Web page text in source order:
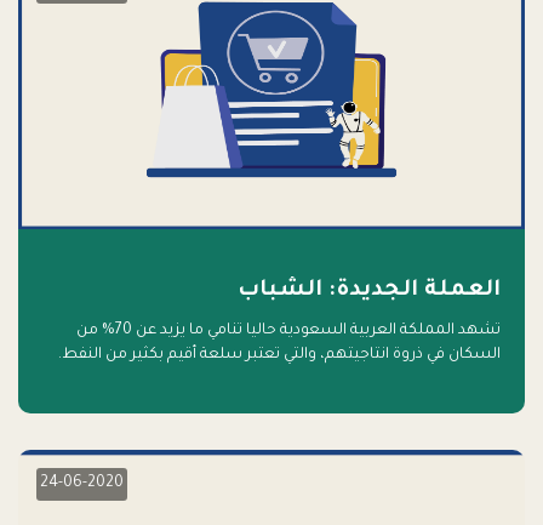
العملة الجديدة: الشباب
تشهد المملكة العربية السعودية حاليا تنامي ما يزيد عن 70% من
السكان في ذروة انتاجيتهم، والتي تعتبر سلعة أقيم بكثير من النفط.
24-06-2020